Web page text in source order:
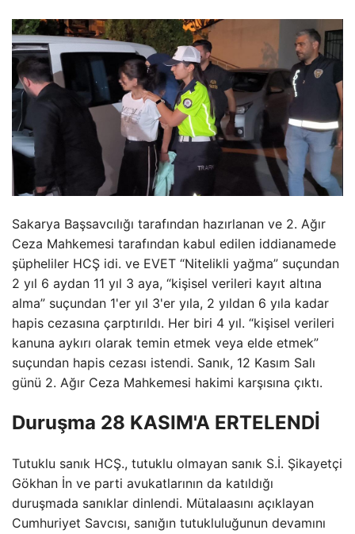
Sakarya Başsavcılığı tarafından hazırlanan ve 2. Ağır
Ceza Mahkemesi tarafından kabul edilen iddianamede
şüpheliler HCŞ idi. ve EVET “Nitelikli yağma” suçundan
2 yıl 6 aydan 11 yıl 3 aya, “kişisel verileri kayıt altına
alma” suçundan 1'er yıl 3'er yıla, 2 yıldan 6 yıla kadar
hapis cezasına çarptırıldı. Her biri 4 yıl. “kişisel verileri
kanuna aykırı olarak temin etmek veya elde etmek”
suçundan hapis cezası istendi. Sanık, 12 Kasım Salı
günü 2. Ağır Ceza Mahkemesi hakimi karşısına çıktı.
Duruşma 28 KASIM'A ERTELENDİ
Tutuklu sanık HCŞ., tutuklu olmayan sanık S.İ. Şikayetçi
Gökhan İn ve parti avukatlarının da katıldığı
duruşmada sanıklar dinlendi. Mütalaasını açıklayan
Cumhuriyet Savcısı, sanığın tutukluluğunun devamını